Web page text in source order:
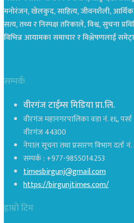
मनोरंजन, खेलकुद, साहित्य, जीवनशैली,
सत्य, तथ्य र निस्पक्ष तरिकाले, विश्व, सुचना
विभिन्न आयामका समाचार र विश्लेषणलाई
सम्पर्क
वीरगंज टाईम्स मिडिया प्रा.लि.
वीरगंज महानगरपालिका वडा नं. १६, पर्सा
वीरगंज 44300
नेपाल सूचना तथा प्रसारण विभाग दर्ता
सम्पर्क : +977-9855014253
timesbirgunj@gmail.com
https://birgunjtimes.com/
हाम्रो टिम